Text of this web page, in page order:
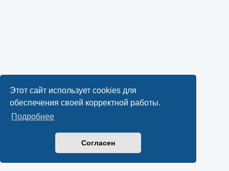
Этот сайт использует cookies для
обеспечения своей корректной работы.
Подробнее
Согласен